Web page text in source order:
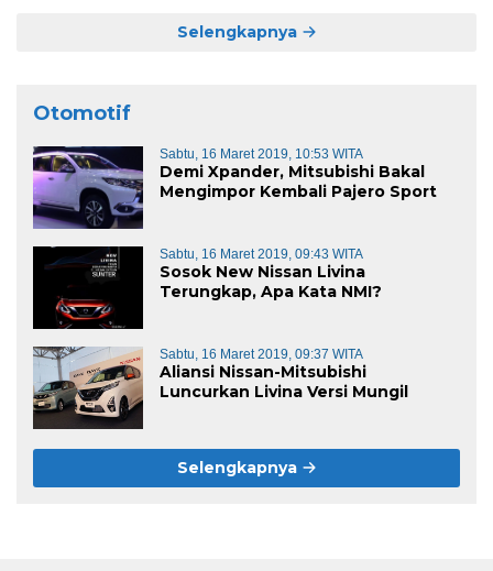
Selengkapnya
Otomotif
Sabtu, 16 Maret 2019, 10:53 WITA
Demi Xpander, Mitsubishi Bakal
Mengimpor Kembali Pajero Sport
Sabtu, 16 Maret 2019, 09:43 WITA
Sosok New Nissan Livina
Terungkap, Apa Kata NMI?
Sabtu, 16 Maret 2019, 09:37 WITA
Aliansi Nissan-Mitsubishi
Luncurkan Livina Versi Mungil
Selengkapnya